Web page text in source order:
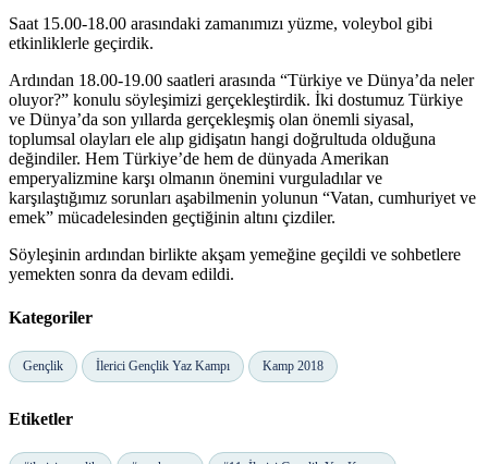
Saat 15.00-18.00 arasındaki zamanımızı yüzme, voleybol gibi
etkinliklerle geçirdik.
Ardından 18.00-19.00 saatleri arasında “Türkiye ve Dünya’da neler
oluyor?” konulu söyleşimizi gerçekleştirdik. İki dostumuz Türkiye
ve Dünya’da son yıllarda gerçekleşmiş olan önemli siyasal,
toplumsal olayları ele alıp gidişatın hangi doğrultuda olduğuna
değindiler. Hem Türkiye’de hem de dünyada Amerikan
emperyalizmine karşı olmanın önemini vurguladılar ve
karşılaştığımız sorunları aşabilmenin yolunun “Vatan, cumhuriyet ve
emek” mücadelesinden geçtiğinin altını çizdiler.
Söyleşinin ardından birlikte akşam yemeğine geçildi ve sohbetlere
yemekten sonra da devam edildi.
Kategoriler
Gençlik İlerici Gençlik Yaz Kampı Kamp 2018
Etiketler